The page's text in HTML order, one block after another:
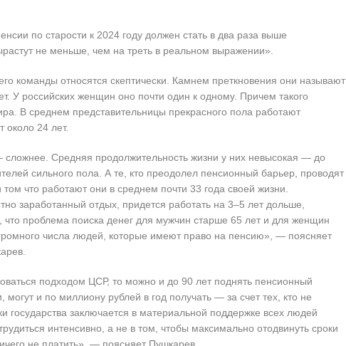
по старости к 2024 году должен стать в два раза выше
не меньше, чем на треть в реальном выражении».
команды относятся скептически. Камнем преткновения они называют
У российских женщин оно почти один к одному. Причем такого
В среднем представительницы прекрасного пола работают
около 24 лет.
Средняя продолжительность жизни у них невысокая — до
сильного пола. А те, кто преодолел пенсионный барьер, проводят
что работают они в среднем почти 33 года своей жизни.
заработанный отдых, придется работать на 3–5 лет дольше,
что проблема поиска денег для мужчин старше 65 лет и для женщин
числа людей, которые имеют право на пенсию», — поясняет
подходом ЦСР, то можно и до 90 лет поднять пенсионный
могут и по миллиону рублей в год получать — за счет тех, кто не
государства заключается в материальной поддержке всех людей
интенсивно, а не в том, чтобы максимально отодвинуть сроки